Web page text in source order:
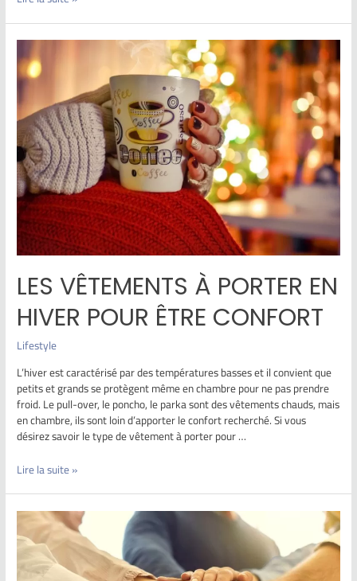
LES VÊTEMENTS À PORTER EN
HIVER POUR ÊTRE CONFORT
Lifestyle
L’hiver est caractérisé par des températures basses et il convient que
petits et grands se protègent même en chambre pour ne pas prendre
froid. Le pull-over, le poncho, le parka sont des vêtements chauds, mais
en chambre, ils sont loin d’apporter le confort recherché. Si vous
désirez savoir le type de vêtement à porter pour …
Lire la suite »